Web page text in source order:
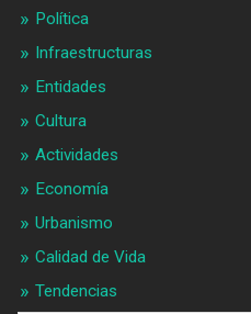
Política
Infraestructuras
Entidades
Cultura
Actividades
Economía
Urbanismo
Calidad de Vida
Tendencias